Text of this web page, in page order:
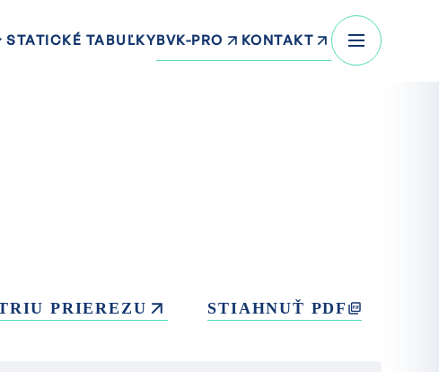
STATICKÉ TABUĽKYBVK-PRO KONTAKT
PRIEREZU STIAHNUŤ PDF